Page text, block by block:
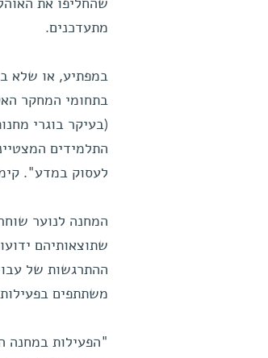
שהחליפו את
מתעדכנים.
במפתיע, או שלא
בתחומי המחקר
התלמידים
לעסוק במדע".
המחנה לנוער
שתוצאותיהם
ההתרגשות של
משתתפים
"הפעילות במחנה